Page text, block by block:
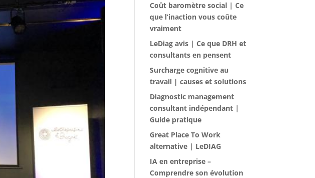
Coût baromètre social | Ce
que l’inaction vous coûte
vraiment
LeDiag avis | Ce que DRH et
consultants en pensent
Surcharge cognitive au
travail | causes et solutions
Diagnostic management
consultant indépendant |
Guide pratique
Great Place To Work
alternative | LeDIAG
IA en entreprise –
Comprendre son évolution